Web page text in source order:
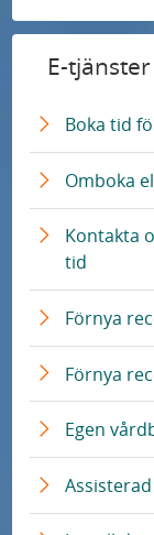
E-tjänster
Boka tid
Omboka
Kontakta
tid
x
t
e
r
L
k
Förnya
Förnya
Egen